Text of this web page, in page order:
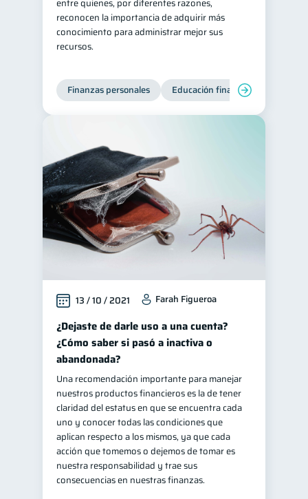
entre quienes, por diferentes razones,
reconocen la importancia de adquirir más
conocimiento para administrar mejor sus
recursos.
Finanzas personales Educación financiera
13 / 10 / 2021 Farah Figueroa
¿Dejaste de darle uso a una cuenta?
¿Cómo saber si pasó a inactiva o
abandonada?
Una recomendación importante para manejar
nuestros productos financieros es la de tener
claridad del estatus en que se encuentra cada
uno y conocer todas las condiciones que
aplican respecto a los mismos, ya que cada
acción que tomemos o dejemos de tomar es
nuestra responsabilidad y trae sus
consecuencias en nuestras finanzas.